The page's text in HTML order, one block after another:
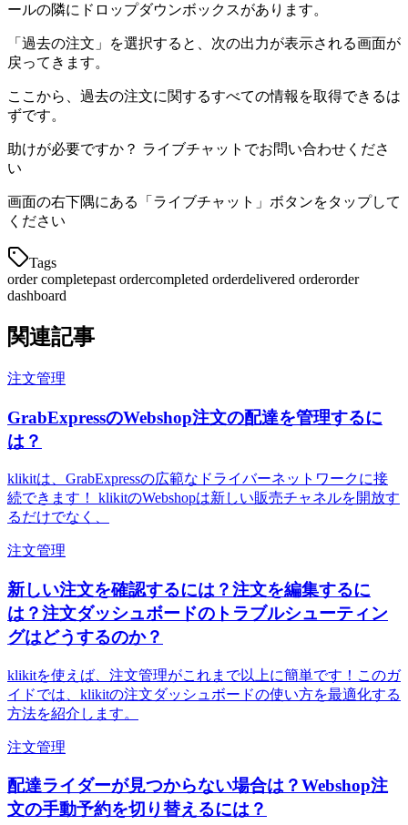
ールの隣にドロップダウンボックスがあります。
「過去の注文」を選択すると、次の出力が表示される画面が
戻ってきます。
ここから、過去の注文に関するすべての情報を取得できるは
ずです。
助けが必要ですか？ ライブチャットでお問い合わせくださ
い
画面の右下隅にある「ライブチャット」ボタンをタップして
ください
Tags
order completepast ordercompleted orderdelivered orderorder
dashboard
関連記事
注文管理
GrabExpressのWebshop注文の配達を管理するに
は？
klikitは、GrabExpressの広範なドライバーネットワークに接
続できます！ klikitのWebshopは新しい販売チャネルを開放す
るだけでなく、
注文管理
新しい注文を確認するには？注文を編集するに
は？注文ダッシュボードのトラブルシューティン
グはどうするのか？
klikitを使えば、注文管理がこれまで以上に簡単です！このガ
イドでは、klikitの注文ダッシュボードの使い方を最適化する
方法を紹介します。
注文管理
配達ライダーが見つからない場合は？Webshop注
文の手動予約を切り替えるには？